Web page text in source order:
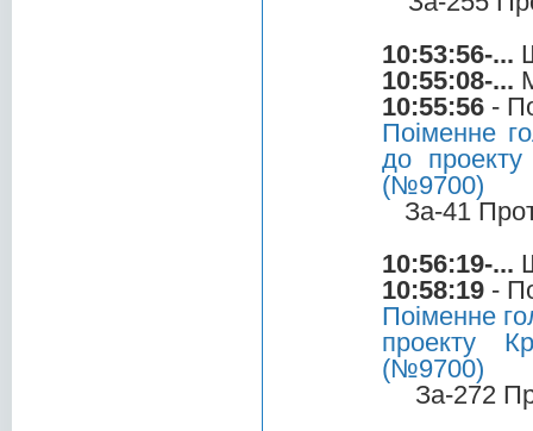
10:53:56-...
10:55:08-...
10:55:56 -
Поіменне
до проекту
(№9700)
За-41
10:56:19-...
10:58:19 -
Поіменне
проекту
(№9700)
За-272